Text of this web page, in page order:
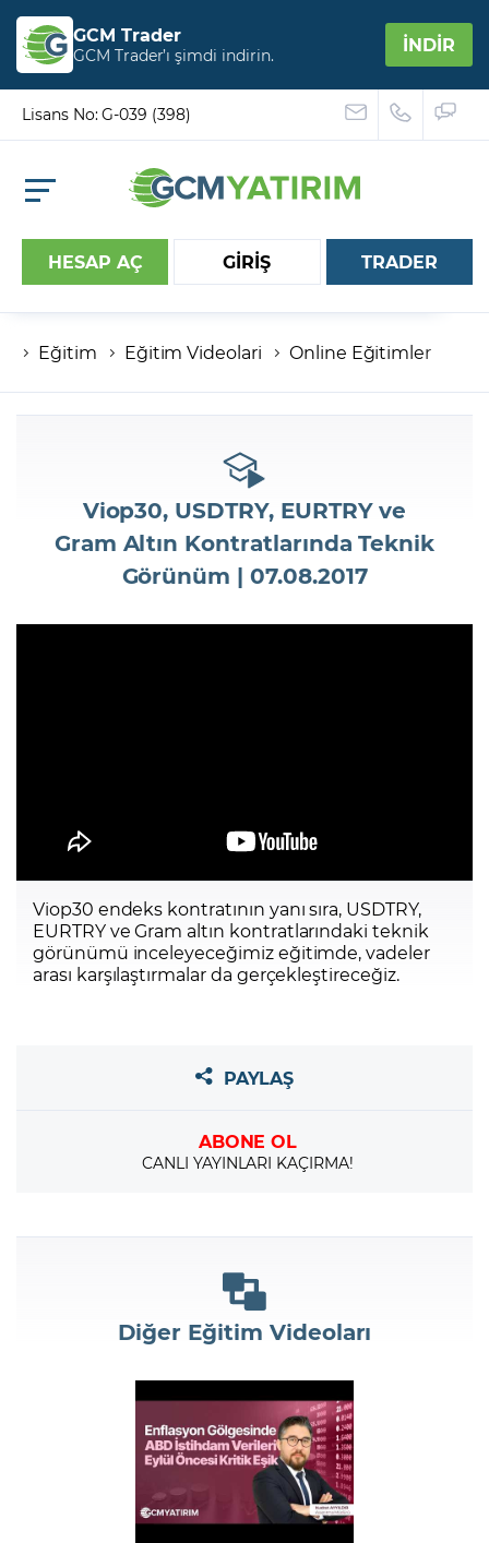
GCM Trader
GCM Trader’ı şimdi indirin. İNDİR
Lisans No: G-039 (398)
HESAP AÇ GİRİŞ
Hesap numaranız
Şifreniz
Şifremi Unuttum
TRADER
Eğitim Eğitim Videolari Online Eğitimler
Viop30, USDTRY, EURTRY ve
Gram Altın Kontratlarında Teknik
Görünüm | 07.08.2017
Viop30 endeks kontratının yanı sıra, USDTRY,
EURTRY ve Gram altın kontratlarındaki teknik
görünümü inceleyeceğimiz eğitimde, vadeler
arası karşılaştırmalar da gerçekleştireceğiz.
PAYLAŞ
ABONE OL
CANLI YAYINLARI KAÇIRMA!
Diğer Eğitim Videoları